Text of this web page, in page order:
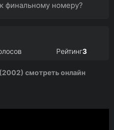
финальному номеру?
Рейтинг3
смотреть онлайн